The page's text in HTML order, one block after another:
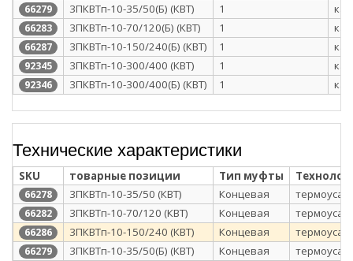
66279 3ПКВТп-10-35/50(Б) (КВТ) 1
66283 3ПКВТп-10-70/120(Б) (КВТ) 1
66287 3ПКВТп-10-150/240(Б) (КВТ) 1
92345 3ПКВТп-10-300/400 (КВТ) 1
92346 3ПКВТп-10-300/400(Б) (КВТ) 1
Технические характеристики
SKU товарные позиции Тип муфты
66278 3ПКВТп-10-35/50 (КВТ) Концевая
66282 3ПКВТп-10-70/120 (КВТ) Концевая
66286 3ПКВТп-10-150/240 (КВТ) Концевая
66279 3ПКВТп-10-35/50(Б) (КВТ) Концевая